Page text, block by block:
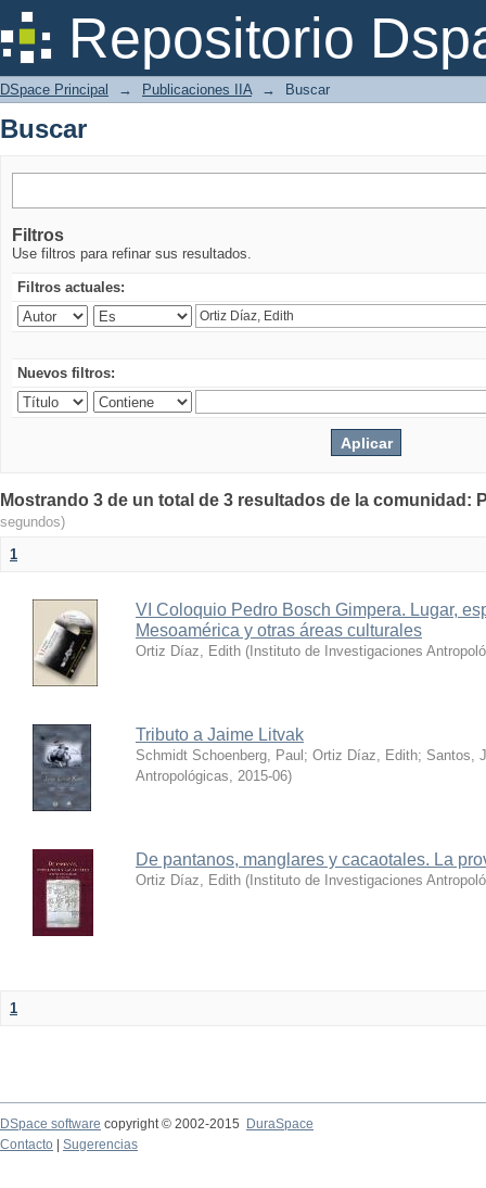
Repositorio
Buscar
DSpace Principal → Publicaciones IIA → Buscar
Buscar
Filtros
Use filtros para refinar sus resultados.
Filtros actuales:
Nuevos filtros:
Mostrando 3 de un total de 3 resultados de la comunidad:
segundos)
1
VI Coloquio Pedro Bosch Gimpera. Lugar,
Mesoamérica y otras áreas culturales
Ortiz Díaz, Edith ( Instituto de Investigaciones
Tributo a Jaime Litvak
Schmidt Schoenberg, Paul ; Ortiz Díaz, Edith; Santos,
Antropológicas, 2015-06)
De pantanos, manglares y cacaotales. La
Ortiz Díaz, Edith ( Instituto de Investigaciones
1
DSpace software copyright © 2002-2015
DuraSpace
Contacto
Sugerencias